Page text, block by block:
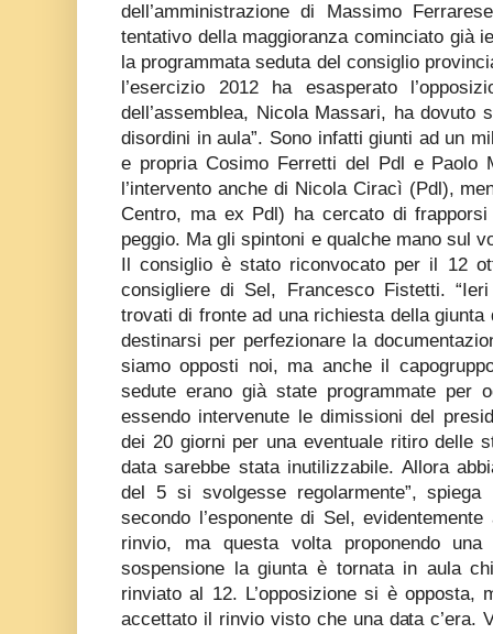
dell’amministrazione di Massimo
tentativo della maggioranza cominciato già
la programmata seduta del consiglio
l’esercizio 2012 ha esasperato
dell’assemblea, Nicola Massari, ha dovuto
disordini in aula”. Sono infatti giunti ad un
e propria Cosimo Ferretti del Pdl e Paolo
l’intervento anche di Nicola Ciracì (Pdl),
Centro, ma ex Pdl) ha cercato di
peggio. Ma gli spintoni e qualche mano sul
Il consiglio è stato riconvocato per il 12
consigliere di Sel, Francesco Fistetti.
trovati di fronte ad una richiesta della
destinarsi per perfezionare la
siamo opposti noi, ma anche il
sedute erano già state programmate
essendo intervenute le dimissioni del
dei 20 giorni per una eventuale ritiro delle
data sarebbe stata inutilizzabile. Allora
del 5 si svolgesse regolarmente”,
secondo l’esponente di Sel,
rinvio, ma questa volta proponendo
sospensione la giunta è tornata in aula
rinviato al 12. L’opposizione si è opposta,
accettato il rinvio visto che una data c’era.